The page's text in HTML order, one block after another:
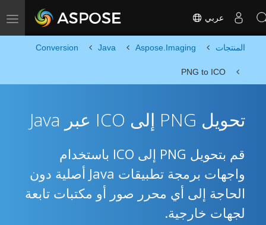
Toggle navigation عربي
المنتجات Aspose.Imaging
Java
Conversion
PNG to ICO
تحويل PNG إلى ICO عبر Java
قم بتحويل PNG إلى ICO باستخدام
واجهات برمجة تطبيقات Java أصلية دون
الحاجة إلى أي محرر صور أو مكتبات تابعة
لجهات خارجية.